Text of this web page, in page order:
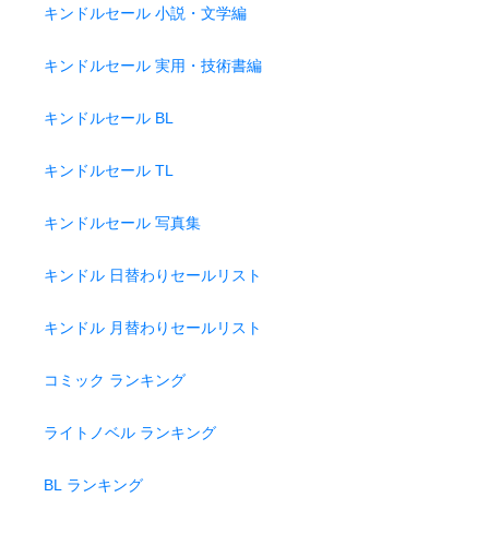
キンドルセール 小説・文学編
キンドルセール 実用・技術書編
キンドルセール BL
キンドルセール TL
キンドルセール 写真集
キンドル 日替わりセールリスト
キンドル 月替わりセールリスト
コミック ランキング
ライトノベル ランキング
BL ランキング